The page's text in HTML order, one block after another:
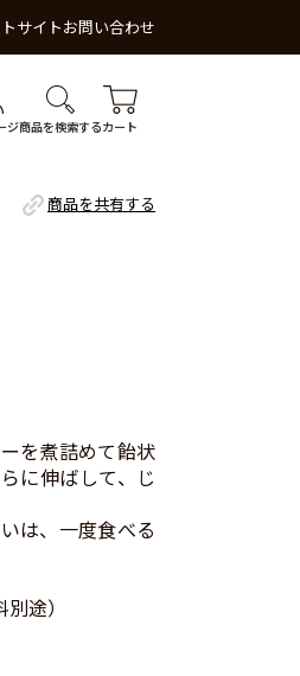
サイトお問い合わせ
ジ商品を検索するカート
商品を共有する
を煮詰めて飴状
に伸ばして、じ
は、一度食べる
途）